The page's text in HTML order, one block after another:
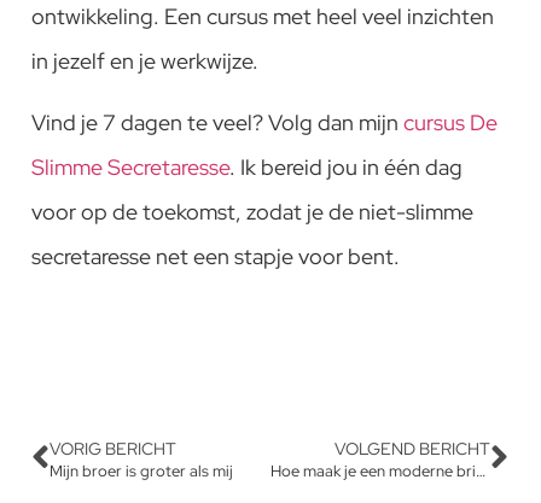
ontwikkeling. Een cursus met heel veel inzichten
in jezelf en je werkwijze.
Vind je 7 dagen te veel? Volg dan mijn cursus De
Slimme Secretaresse. Ik bereid jou in één dag
voor op de toekomst, zodat je de niet-slimme
secretaresse net een stapje voor bent.
VORIG BERICHT
Mijn broer is groter als mij
VOLGEND BERICHT
Hoe maak je een moderne briefindeling?